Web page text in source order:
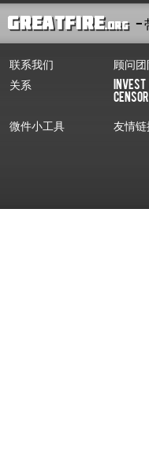
-
联系我们 顾问团
关系
Invest
微件小工具
友情链